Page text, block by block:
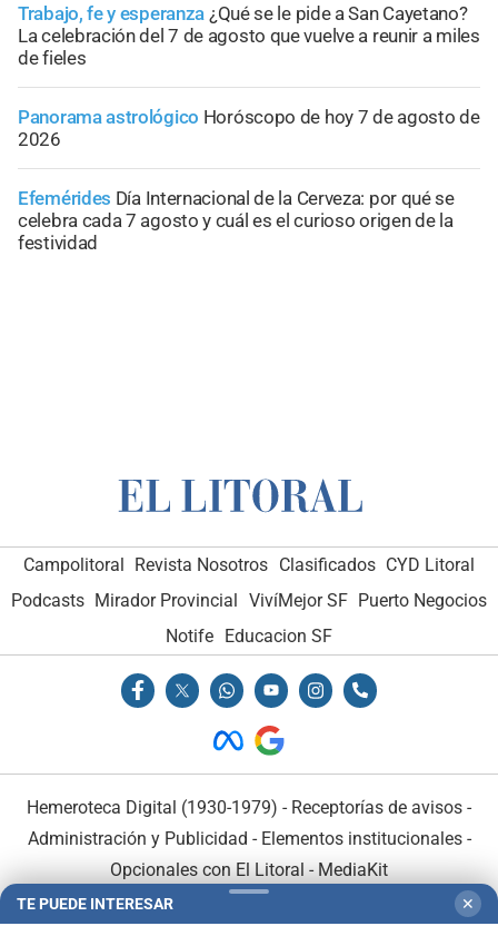
Trabajo, fe y esperanza ¿Qué se le pide a San Cayetano?
La celebración del 7 de agosto que vuelve a reunir a miles
de fieles
Panorama astrológico Horóscopo de hoy 7 de agosto de
2026
Efemérides Día Internacional de la Cerveza: por qué se
celebra cada 7 agosto y cuál es el curioso origen de la
festividad
Campolitoral Revista Nosotros Clasificados CYD Litoral
Podcasts Mirador Provincial VivíMejor SF Puerto Negocios
Notife
Educacion SF
Hemeroteca Digital (1930-1979) - Receptorías de avisos -
Administración y Publicidad - Elementos institucionales-
Opcionales con El Litoral - MediaKit
TE PUEDE INTERESAR ✕